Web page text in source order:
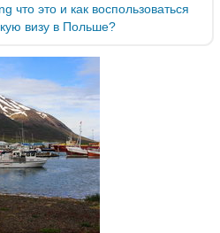
что это и как воспользоваться
визу в Польше?